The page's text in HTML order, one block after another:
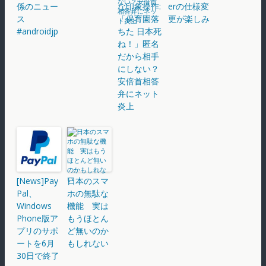
係のニュー
ス
#androidjp
な印象操作:
「保育園落
ちた 日本死
ね！」匿名
だから相手
にしない？
安倍首相答
弁にネット
炎上
erの仕様変
更が楽しみ
[News]Pay
Pal、
Windows
Phone版ア
プリのサポ
ートを6月
30日で終了
日本のスマ
ホの無駄な
機能 実は
もうほとん
ど無いのか
もしれない